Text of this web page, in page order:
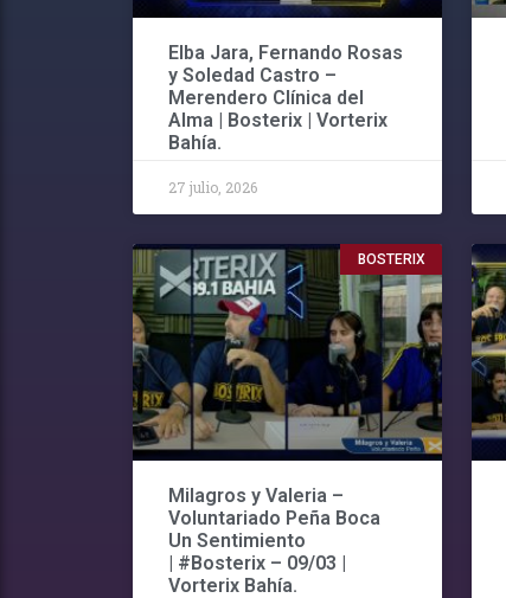
Elba Jara, Fernando Rosas
y Soledad Castro –
Merendero Clínica del
Alma | Bosterix | Vorterix
Bahía.
27 julio, 2026
BOSTERIX
Milagros y Valeria –
Voluntariado Peña Boca
Un Sentimiento
| #Bosterix – 09/03 |
Vorterix Bahía.